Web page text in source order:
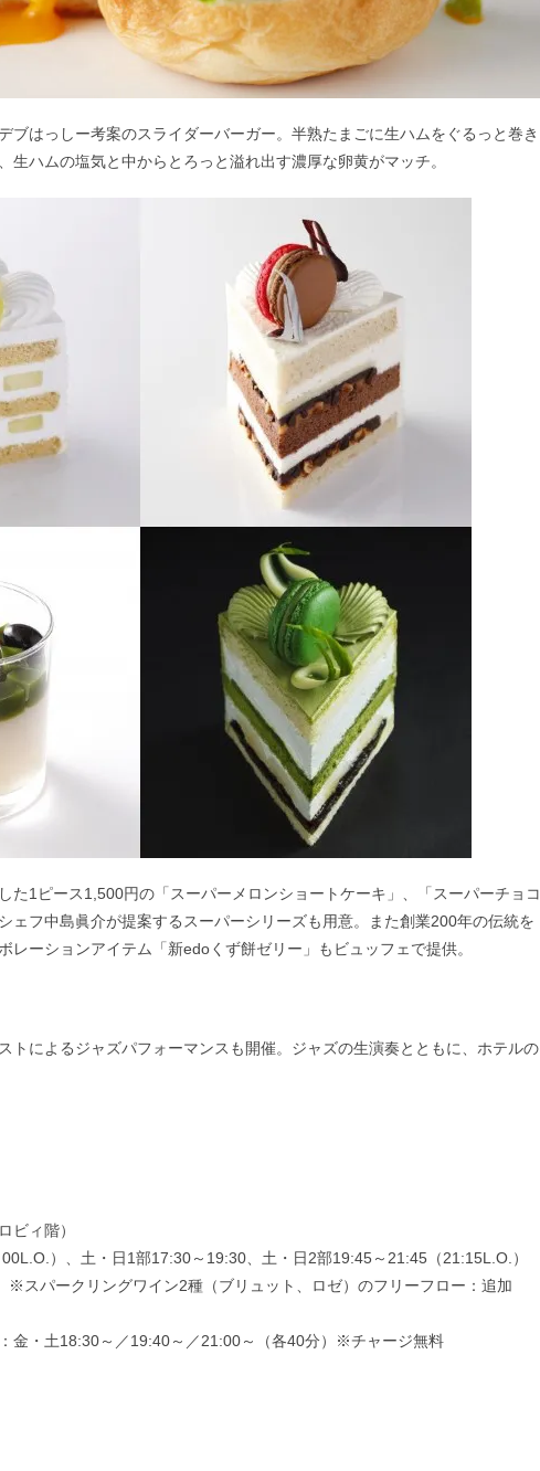
ブはっしー考案のスライダーバーガー。半熟たまごに生ハムをぐるっと巻き
生ハムの塩気と中からとろっと溢れ出す濃厚な卵黄がマッチ。
た1ピース1,500円の「スーパーメロンショートケーキ」、「スーパーチョコ
ェフ中島眞介が提案するスーパーシリーズも用意。また創業200年の伝統を
レーションアイテム「新edoくず餅ゼリー」もビュッフェで提供。
トによるジャズパフォーマンスも開催。ジャズの生演奏とともに、ホテルの
ビィ階）
）、土・日1部17:30～19:30、土・日2部19:45～21:45（21:15L.O.）
スパークリングワイン2種（ブリュット、ロゼ）のフリーフロー：追加
金・土18:30～／19:40～／21:00～（各40分）※チャージ無料